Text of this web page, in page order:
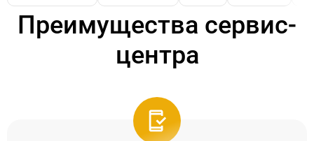
Преимущества сервис-
центра